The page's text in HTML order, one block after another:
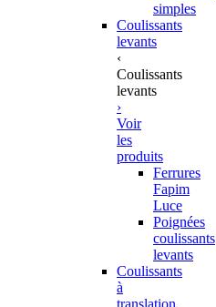
simples
Coulissants
levants
‹
Coulissants
levants
›
Voir
les
produits
Ferrures
Fapim
Luce
Poignées
coulissants
levants
Coulissants
à
translation